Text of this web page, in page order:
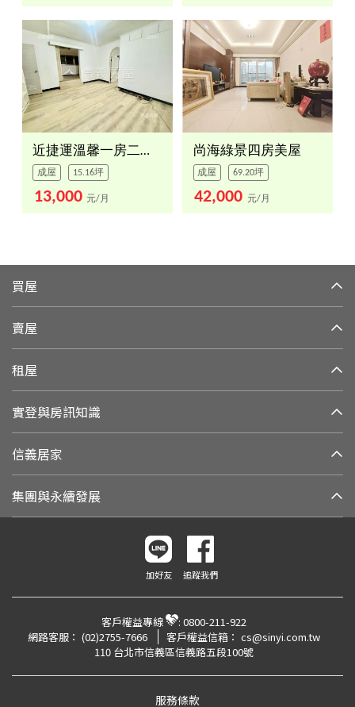
近捷運溫馨一房二廳首選
成屋 15.16坪
13,000 元/月
尚海綠景四房美屋
成屋 69.20坪
42,000 元/月
買屋
賣屋
租屋
實登與房訊知識
信義居家
集團與永續發展
加好友 追蹤我們
客戶權益專線 : 0800-211-922
網路客服： (02)2755-7666 客戶權益信箱： cs@sinyi.com.tw
110 台北市信義區信義路五段100號
服務條款